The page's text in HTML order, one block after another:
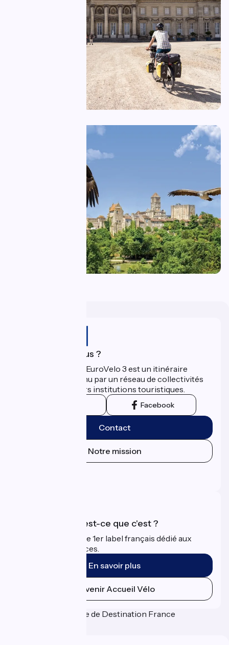
Qui sommes-nous ?
La Scandibérique-EuroVelo 3 est un itinéraire
développé et promu par un réseau de collectivités
territoriales et leurs institutions touristiques.
Facebook
Contact
Notre mission
Accueil Vélo qu'est-ce que c'est ?
Accueil Vélo c'est le 1er label français dédié aux
cyclistes en vacances.
En savoir plus
Devenir Accueil Vélo
Financé dans le cadre de Destination France